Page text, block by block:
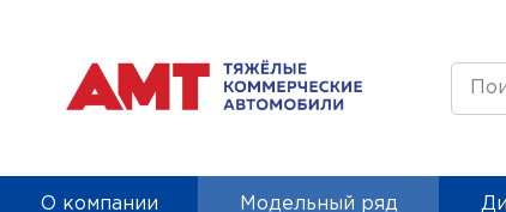
О компании Модельный ряд